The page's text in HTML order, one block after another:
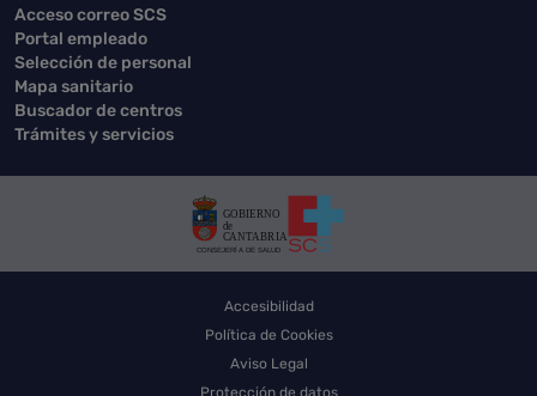
Acceso correo SCS
Portal empleado
Selección de personal
Mapa sanitario
Buscador de centros
Trámites y servicios
Accesibilidad
Política de Cookies
Aviso Legal
Protección de datos